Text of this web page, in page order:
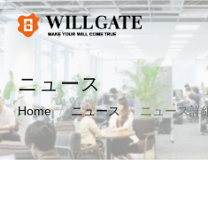
ニュース
Home ニュース ニュース詳